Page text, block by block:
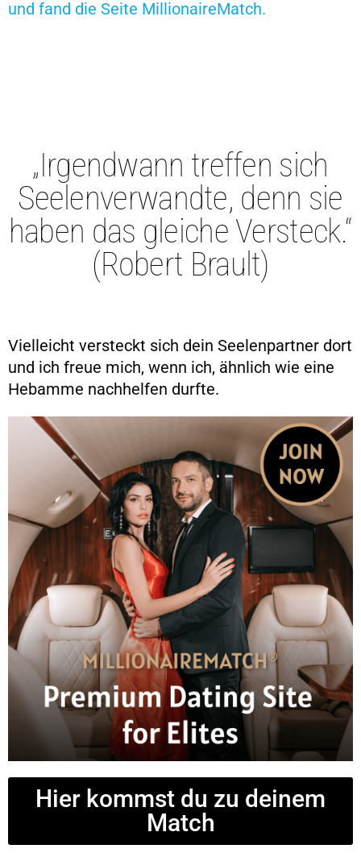
und fand die Seite MillionaireMatch.
„Irgendwann treffen sich
Seelenverwandte, denn sie
haben das gleiche Versteck.“
(Robert Brault)
Vielleicht versteckt sich dein Seelenpartner dort
und ich freue mich, wenn ich, ähnlich wie eine
Hebamme nachhelfen durfte.
Hier kommst du zu deinem
Match